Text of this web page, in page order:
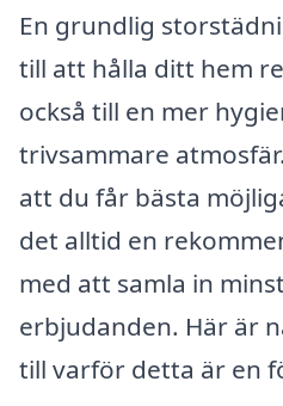
En grundlig
till att hålla ditt hem
också till en mer
trivsammare
att du får bästa
det alltid en
med att samla in
erbjudanden. Här är
till varför detta är en